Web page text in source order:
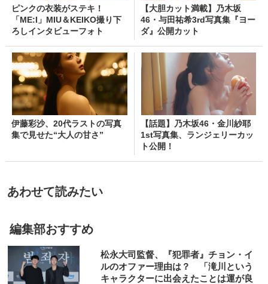
ピンクの衣装がステキ！
「ME:I」MIU＆KEIKO撮り下
ろしインタビューフォト
【大胆カット満載】乃木坂
46・与田祐希3rd写真集『ヨー
ダ』公開カット
伊藤彩沙、20代ラストの写真
集で見せた“大人の甘さ”
【話題】乃木坂46・金川紗耶
1st写真集、ランジェリーカッ
ト公開！
あわせて読みたい
編集部おすすめ
松永大司監督、『犯罪者』チョン・イ
ルのオファー理由は？ 「滝川という
キャラクターに出会えたことは運が良